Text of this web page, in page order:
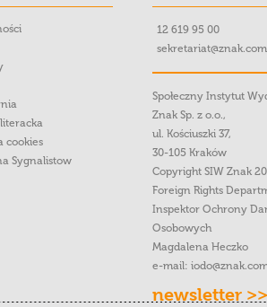
cookies
Sygnalistow
12 619 95 00
Społeczny Instytut
Znak Sp. z o.o.,
ul. Kościuszki 37,
30-105 Kraków
Copyright SIW Znak
Foreign Rights
Inspektor Ochrony
Osobowych
Magdalena Heczko
e-mail:
newsletter >>